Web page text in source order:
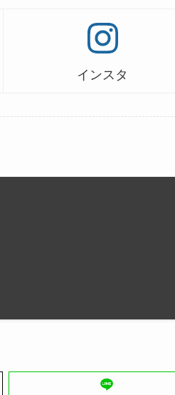
インスタ